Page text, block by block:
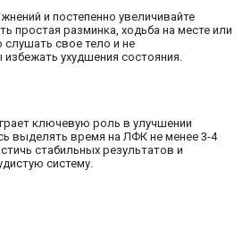
и постепенно увеличивайте
простая разминка, ходьба на месте или
слушать свое тело и не
избежать ухудшения состояния.
ключевую роль в улучшении
выделять время на ЛФК не менее 3-4
стабильных результатов и
систему.